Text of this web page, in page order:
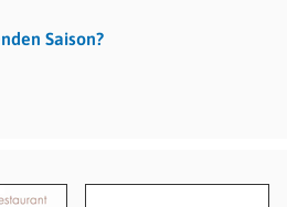
Saison?